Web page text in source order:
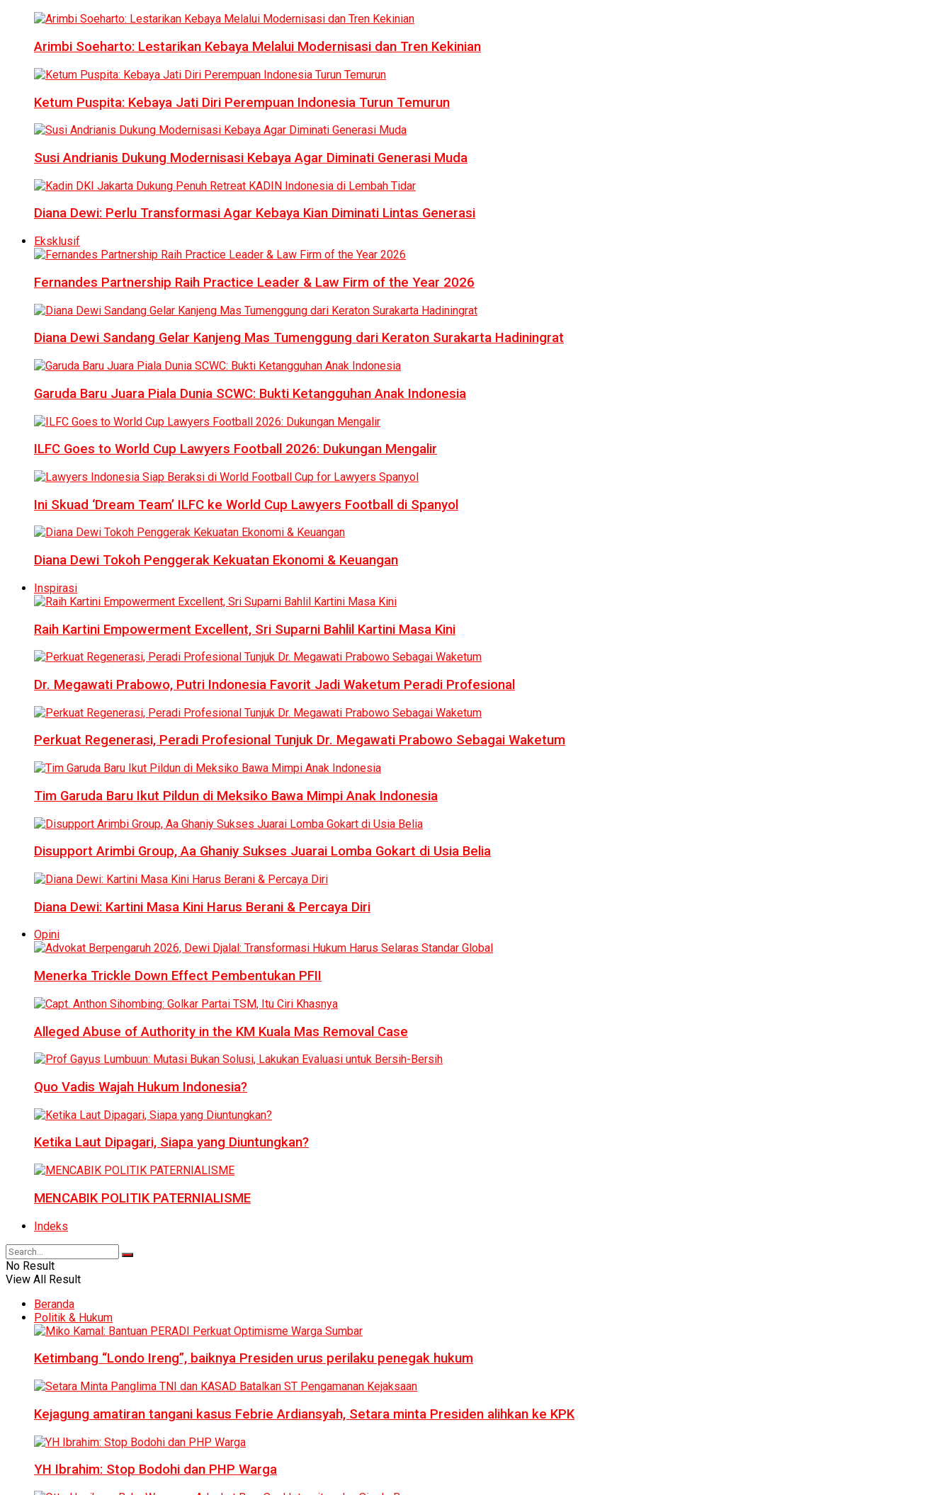
Arimbi Soeharto: Lestarikan Kebaya Melalui Modernisasi dan Tren Kekinian
Ketum Puspita: Kebaya Jati Diri Perempuan Indonesia Turun Temurun
Susi Andrianis Dukung Modernisasi Kebaya Agar Diminati Generasi Muda
Diana Dewi: Perlu Transformasi Agar Kebaya Kian Diminati Lintas Generasi
Eksklusif
Fernandes Partnership Raih Practice Leader & Law Firm of the Year 2026
Diana Dewi Sandang Gelar Kanjeng Mas Tumenggung dari Keraton Surakarta Hadiningrat
Garuda Baru Juara Piala Dunia SCWC: Bukti Ketangguhan Anak Indonesia
ILFC Goes to World Cup Lawyers Football 2026: Dukungan Mengalir
Ini Skuad ‘Dream Team’ ILFC ke World Cup Lawyers Football di Spanyol
Diana Dewi Tokoh Penggerak Kekuatan Ekonomi & Keuangan
Inspirasi
Raih Kartini Empowerment Excellent, Sri Suparni Bahlil Kartini Masa Kini
Dr. Megawati Prabowo, Putri Indonesia Favorit Jadi Waketum Peradi Profesional
Perkuat Regenerasi, Peradi Profesional Tunjuk Dr. Megawati Prabowo Sebagai Waketum
Tim Garuda Baru Ikut Pildun di Meksiko Bawa Mimpi Anak Indonesia
Disupport Arimbi Group, Aa Ghaniy Sukses Juarai Lomba Gokart di Usia Belia
Diana Dewi: Kartini Masa Kini Harus Berani & Percaya Diri
Opini
Menerka Trickle Down Effect Pembentukan PFII
Alleged Abuse of Authority in the KM Kuala Mas Removal Case
Quo Vadis Wajah Hukum Indonesia?
Ketika Laut Dipagari, Siapa yang Diuntungkan?
MENCABIK POLITIK PATERNIALISME
Indeks
No Result
View All Result
Beranda
Politik & Hukum
Ketimbang “Londo Ireng”, baiknya Presiden urus perilaku penegak hukum
Kejagung amatiran tangani kasus Febrie Ardiansyah, Setara minta Presiden alihkan ke KPK
YH Ibrahim: Stop Bodohi dan PHP Warga